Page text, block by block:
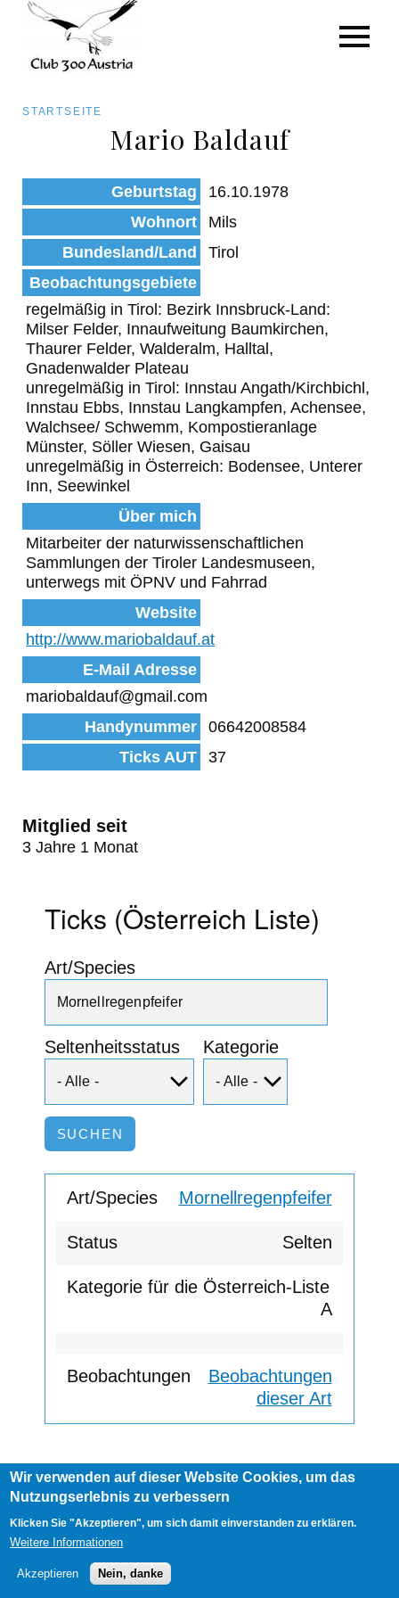
zum
Inhalt
Pfadnavigation
STARTSEITE
Mario Baldauf
Geburtstag
16.10.1978
Wohnort
Mils
Bundesland/Land
Tirol
Beobachtungsgebiete
regelmäßig in Tirol: Bezirk Innsbruck-Land:
Milser Felder, Innaufweitung Baumkirchen,
Thaurer Felder, Walderalm, Halltal,
Gnadenwalder Plateau
unregelmäßig in Tirol: Innstau Angath/Kirchbichl,
Innstau Ebbs, Innstau Langkampfen, Achensee,
Walchsee/ Schwemm, Kompostieranlage
Münster, Söller Wiesen, Gaisau
unregelmäßig in Österreich: Bodensee, Unterer
Inn, Seewinkel
Über mich
Mitarbeiter der naturwissenschaftlichen
Sammlungen der Tiroler Landesmuseen,
unterwegs mit ÖPNV und Fahrrad
Website
http://www.mariobaldauf.at
E-Mail Adresse
mariobaldauf@gmail.com
Handynummer
06642008584
Ticks AUT
37
Mitglied seit
3 Jahre 1 Monat
Ticks (Österreich Liste)
Art/Species
Seltenheitsstatus Kategorie
Art/Species
Status
Kategorie für die Österreich-Liste
Beobachtungen
Mornellregenpfeifer
Selten
A
Beobachtungen
dieser Art
Footer
menu
AGB Impressum Links
User
account
Anmelden
Wir verwenden auf dieser Website Cookies, um das
Nutzungserlebnis zu verbessern
Klicken Sie "Akzeptieren", um sich damit einverstanden zu erklären.
Weitere Informationen
Akzeptieren Nein, danke